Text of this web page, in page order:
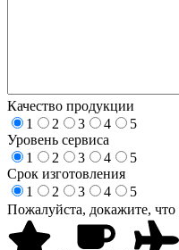
Качество продукции
1
2 3 4
5
Уровень сервиса
1
2 3 4
5
Срок изготовления
1
2 3 4
5
Пожалуйста, докажите,